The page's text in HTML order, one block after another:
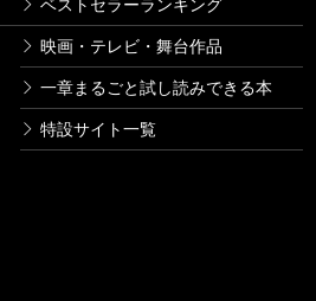
ベストセラーランキング
映画・テレビ・舞台作品
一章まるごと試し読みできる本
特設サイト一覧